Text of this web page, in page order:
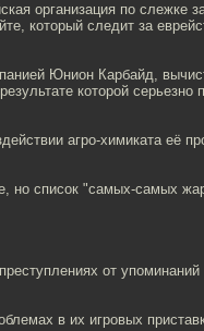
организация по слежке
который следит за
Юнион Карбайд,
которой серьезно
агро-химиката её
но список "самых-самых
от
в их игровых